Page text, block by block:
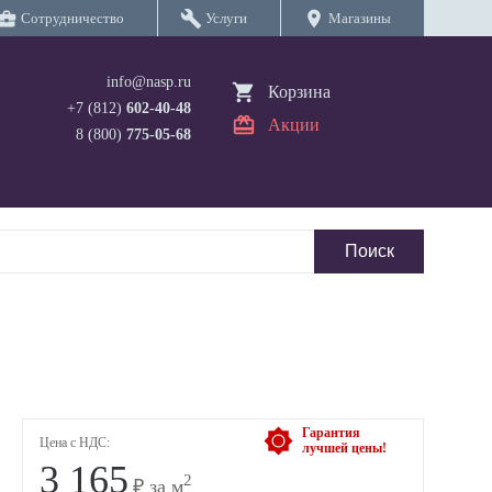
Сотрудничество build Услуги location_on Магазины
info@nasp.ru
+7 (812) 602-40-48
8 (800) 775-05-68
Корзина
Акции
Гарантия
лучшей цены!
Цена с НДС:
3 165 ₽ за м2